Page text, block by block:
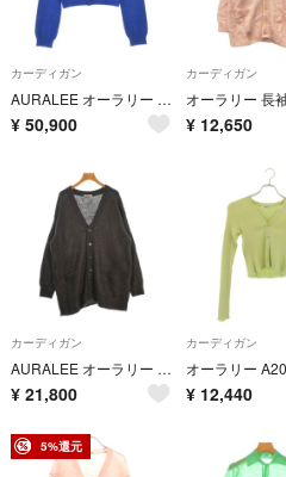
カーディガン
AURALEE オーラリー カーディガン S 青 【古着】【中古】【送料無料】
¥ 50,900
カーディガン
¥ 12,650
カーディガン
AURALEE オーラリー カーディガン S 茶 【古着】【中古】【送料無料】
¥ 21,800
カーディガン
¥ 12,440
5%還元